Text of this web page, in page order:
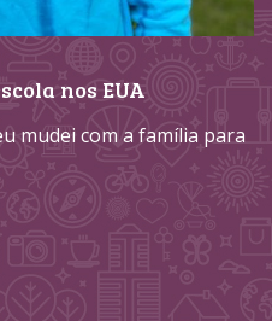
nos EUA
mudei com a família para